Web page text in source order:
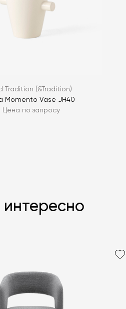
ЗАДАТЬ ВОПРОС
Tradition (&Tradition)
Momento Vase JH40
Цена по запросу